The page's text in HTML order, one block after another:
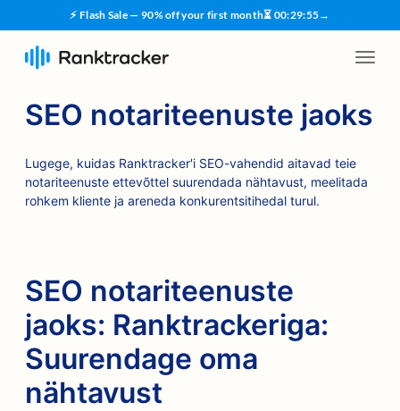
⚡ Flash Sale — 90% off your first month⏳ 00:29:54→
SEO notariteenuste jaoks
Lugege, kuidas Ranktracker'i SEO-vahendid aitavad teie
notariteenuste ettevõttel suurendada nähtavust, meelitada
rohkem kliente ja areneda konkurentsitihedal turul.
SEO notariteenuste
jaoks: Ranktrackeriga:
Suurendage oma
nähtavust